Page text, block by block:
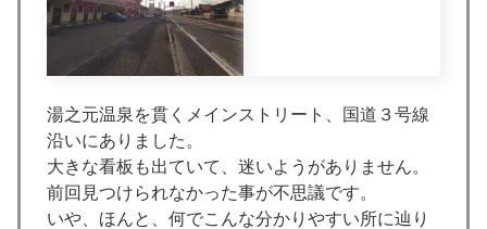
湯之元温泉を貫くメインストリート、国道３号線
沿いにありました。
大きな看板も出ていて、迷いようがありません。
前回見つけられなかった事が不思議です。
いや、ほんと、何でこんな分かりやすい所に辿り